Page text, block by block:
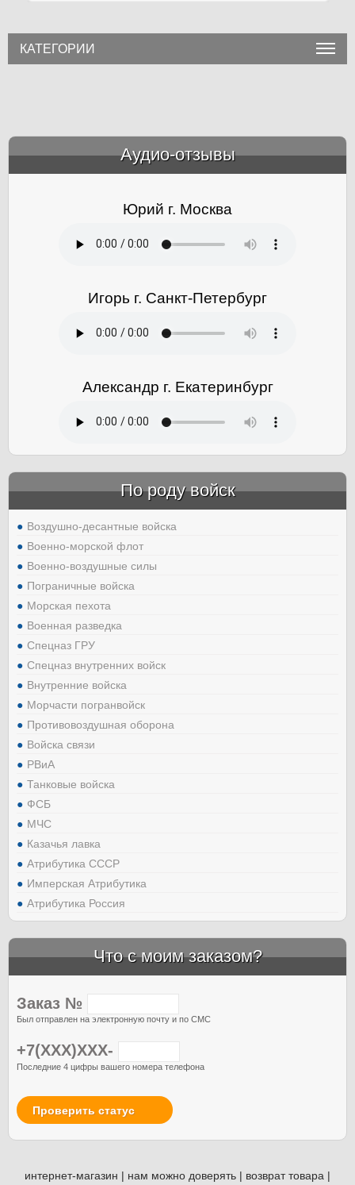
КАТЕГОРИИ
Аудио-отзывы
Юрий г. Москва
Игорь г. Санкт-Петербург
Александр г. Екатеринбург
По роду войск
Воздушно-десантные войска
Военно-морской флот
Военно-воздушные силы
Пограничные войска
Морская пехота
Военная разведка
Спецназ ГРУ
Спецназ внутренних войск
Внутренние войска
Морчасти погранвойск
Противовоздушная оборона
Войска связи
РВиА
Танковые войска
ФСБ
МЧС
Казачья лавка
Атрибутика СССР
Имперская Атрибутика
Атрибутика Россия
Что с моим заказом?
Заказ №
Был отправлен на электронную почту и по СМС
+7(XXX)XXX-
Последние 4 цифры вашего номера телефона
Проверить статус
интернет-магазин | нам можно доверять | возврат товара |